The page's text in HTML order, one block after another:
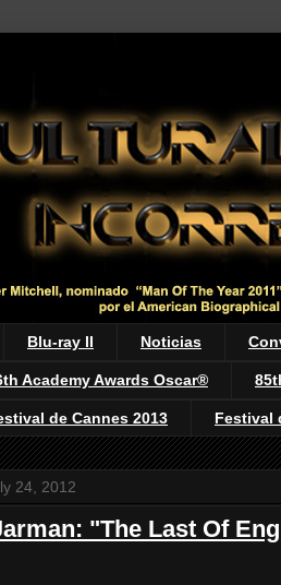
Blu-ray II Noticias
Academy Awards Oscar®
de Cannes 2013 Festival
24, 2012
"The Last Of